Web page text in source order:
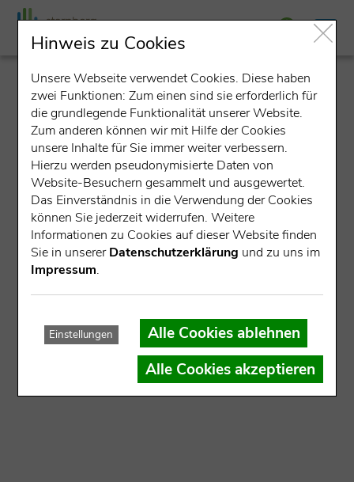
detail
Datensatz nicht gefunden.
Für die angegebene ID konnte kein Datensatz gefunden
werden.
Die Veranstaltung ist bereits abgelaufen
Der Datensatz ist dem Ausgabekanal nicht
Hinweis zu Cookies
Unsere Webseite verwendet Cookies. Diese haben
zwei Funktionen: Zum einen sind sie erforderlich für
die grundlegende Funktionalität unserer Website.
Zum anderen können wir mit Hilfe der Cookies
unsere Inhalte für Sie immer weiter verbessern.
Hierzu werden pseudonymisierte Daten von
Website-Besuchern gesammelt und ausgewertet.
Das Einverständnis in die Verwendung der Cookies
können Sie jederzeit widerrufen. Weitere
Informationen zu Cookies auf dieser Website finden
Sie in unsererDatenschutzerklärung und zu uns im
Impressum.
Einstellungen
Alle Cookies ablehnen
Alle Cookies akzeptieren